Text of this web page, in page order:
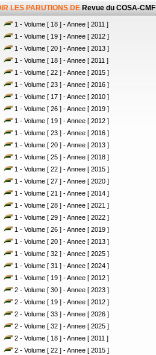
LES PARUTIONS DE Revue du COSA-CMF
1 - Volume [ 18 ] - Annee [ 2011 ]
1 - Volume [ 19 ] - Annee [ 2012 ]
1 - Volume [ 20 ] - Annee [ 2013 ]
1 - Volume [ 18 ] - Annee [ 2011 ]
1 - Volume [ 22 ] - Annee [ 2015 ]
1 - Volume [ 23 ] - Annee [ 2016 ]
1 - Volume [ 17 ] - Annee [ 2010 ]
1 - Volume [ 26 ] - Annee [ 2019 ]
1 - Volume [ 19 ] - Annee [ 2012 ]
1 - Volume [ 23 ] - Annee [ 2016 ]
1 - Volume [ 20 ] - Annee [ 2013 ]
1 - Volume [ 25 ] - Annee [ 2018 ]
1 - Volume [ 22 ] - Annee [ 2015 ]
1 - Volume [ 27 ] - Annee [ 2020 ]
1 - Volume [ 21 ] - Annee [ 2014 ]
1 - Volume [ 28 ] - Annee [ 2021 ]
1 - Volume [ 29 ] - Annee [ 2022 ]
1 - Volume [ 26 ] - Annee [ 2019 ]
1 - Volume [ 20 ] - Annee [ 2013 ]
1 - Volume [ 32 ] - Annee [ 2025 ]
1 - Volume [ 31 ] - Annee [ 2024 ]
1 - Volume [ 19 ] - Annee [ 2012 ]
2 - Volume [ 30 ] - Annee [ 2023 ]
2 - Volume [ 19 ] - Annee [ 2012 ]
2 - Volume [ 33 ] - Annee [ 2026 ]
2 - Volume [ 32 ] - Annee [ 2025 ]
2 - Volume [ 18 ] - Annee [ 2011 ]
2 - Volume [ 22 ] - Annee [ 2015 ]